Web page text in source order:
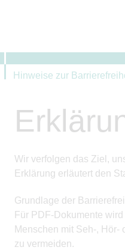
Hinweise zur
Wir verfolgen das Ziel,
Erklärung erläutert den
Grundlage der
Für PDF-Dokumente
Menschen mit Seh-,
zu vermeiden.